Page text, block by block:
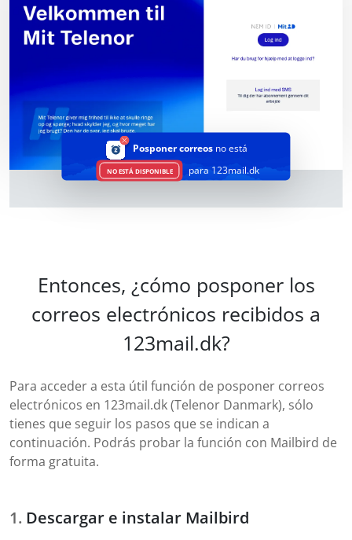
Posponer correos no está
NO ESTÁ DISPONIBLE para 123mail.dk
Entonces, ¿cómo posponer los
correos electrónicos recibidos a
123mail.dk?
Para acceder a esta útil función de posponer correos
electrónicos en 123mail.dk (Telenor Danmark), sólo
tienes que seguir los pasos que se indican a
continuación. Podrás probar la función con Mailbird de
forma gratuita.
Descargar e instalar Mailbird